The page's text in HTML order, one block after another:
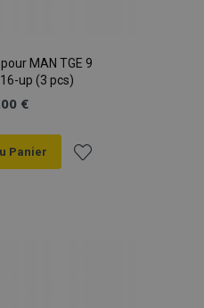
MAN TGE 9
up (3 pcs)
€
Panier